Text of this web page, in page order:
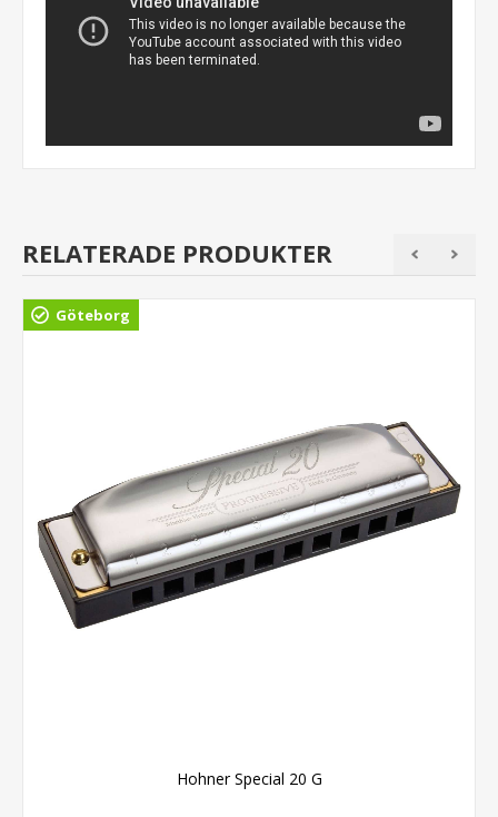
RELATERADE PRODUKTER
Göteborg
Hohner Special 20 G